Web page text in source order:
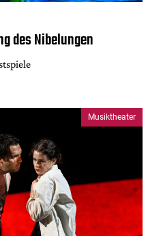
des Nibelungen
Musiktheater